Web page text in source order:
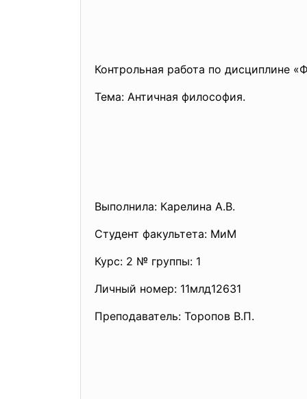
Контрольная работа по дисциплине
Тема: Античная философия.
Выполнила: Карелина А.В.
Студент факультета: МиМ
Курс: 2 № группы: 1
Личный номер: 11млд12631
Преподаватель: Торопов В.П.